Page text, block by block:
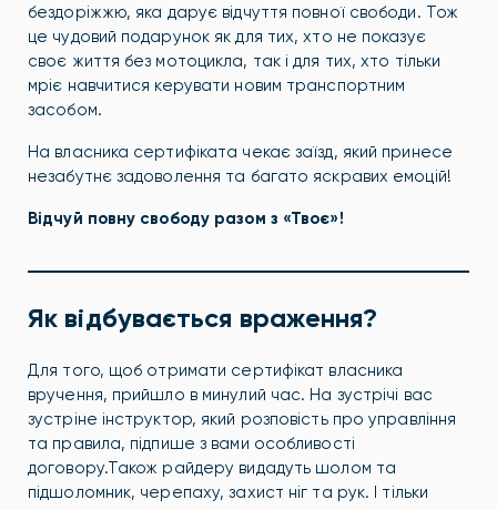
бездоріжжю, яка дарує відчуття повної свободи. Тож
це чудовий подарунок як для тих, хто не показує
своє життя без мотоцикла, так і для тих, хто тільки
мріє навчитися керувати новим транспортним
засобом.
На власника сертифіката чекає заїзд, який принесе
незабутнє задоволення та багато яскравих емоцій!
Відчуй повну свободу разом з «Твоє»!
Як відбувається враження?
Для того, щоб отримати сертифікат власника
вручення, прийшло в минулий час. На зустрічі вас
зустріне інструктор, який розповість про управління
та правила, підпише з вами особливості
договору.Також райдеру видадуть шолом та
підшоломник, черепаху, захист ніг та рук. І тільки